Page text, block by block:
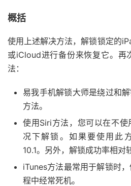
概括
使用上述解决方法，解锁锁定的
或iCloud进行备份来恢复它。再
法：
易我手机解锁大师是绕过和
方法。
使用Siri方法，您可以在不
况下解锁。如果要使用此
10.1。另外，解锁成功率相对
iTunes方法最常用于解锁时
程中经常死机。